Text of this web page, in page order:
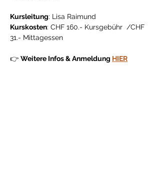
Kursleitung: Lisa Raimund
Kurskosten: CHF 160.- Kursgebühr  /CHF
31.- Mittagessen
👉 Weitere Infos & Anmeldung HIER